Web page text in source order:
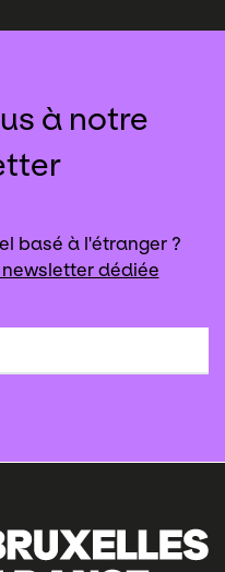
à notre
basé à l'étranger ?
dédiée